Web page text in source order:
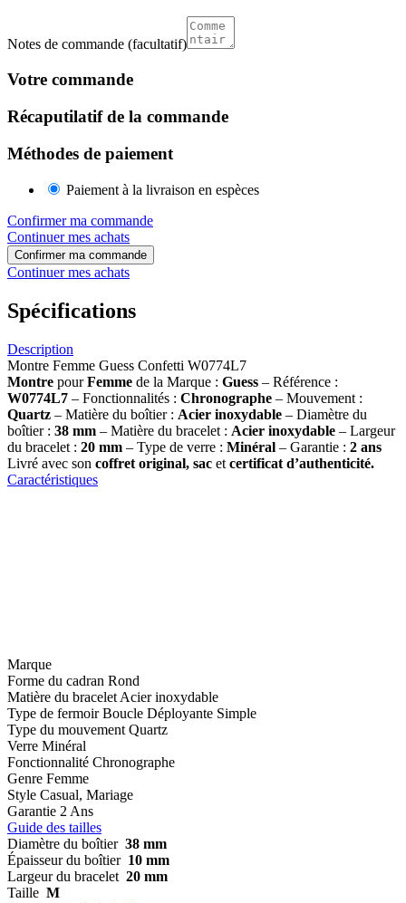
Notes de commande (facultatif)
Votre commande
Récaputilatif de la commande
Méthodes de paiement
Paiement à la livraison en espèces
Confirmer ma commande
Continuer mes achats
Confirmer ma commande
Continuer mes achats
Spécifications
Description
Montre Femme Guess Confetti W0774L7
Montre pourFemme de la Marque : Guess – Référence :
W0774L7 – Fonctionnalités : Chronographe – Mouvement :
Quartz – Matière du boîtier : Acier inoxydable – Diamètre du
boîtier : 38 mm – Matière du bracelet : Acier inoxydable – Largeur
du bracelet : 20 mm – Type de verre : Minéral – Garantie : 2 ans
Livré avec son coffret original, sac et certificat d’authenticité.
Caractéristiques
Marque
Forme du cadran Rond
Matière du bracelet Acier inoxydable
Type de fermoir Boucle Déployante Simple
Type du mouvement Quartz
Verre Minéral
Fonctionnalité Chronographe
Genre Femme
Style Casual, Mariage
Garantie 2 Ans
Guide des tailles
Diamètre du boîtier 38 mm
Épaisseur du boîtier 10 mm
Largeur du bracelet 20 mm
Taille M